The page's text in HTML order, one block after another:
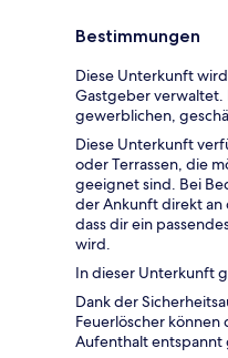
Bestimmungen
Diese Unterkunft
Gastgeber
gewerblichen,
Diese Unterkunft
oder Terrassen, die
geeignet sind. Bei
der Ankunft direkt an
dass dir ein
wird.
In dieser Unterkunft
Dank der
Feuerlöscher
Aufenthalt entspannt